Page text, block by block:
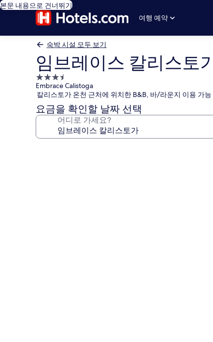
본문 내용으로 건너뛰기
여행 예약
숙박 시설 모두 보기
임브레이스 칼리스토
3.5
성
급
숙
박
Embrace Calistoga
칼리스토가 온천 근처에 위치한 B&B, 바/라운지 이용 가능
요금을 확인할 날짜 선택
어디로 가세요?